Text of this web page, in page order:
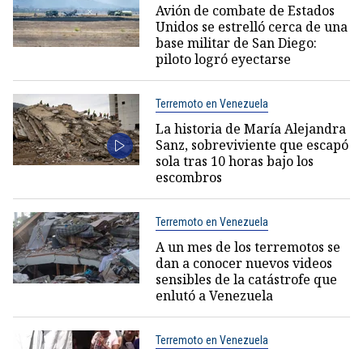
Avión de combate de Estados
Unidos se estrelló cerca de una
base militar de San Diego:
piloto logró eyectarse
Terremoto en Venezuela
La historia de María Alejandra
Sanz, sobreviviente que escapó
sola tras 10 horas bajo los
escombros
Terremoto en Venezuela
A un mes de los terremotos se
dan a conocer nuevos videos
sensibles de la catástrofe que
enlutó a Venezuela
Terremoto en Venezuela